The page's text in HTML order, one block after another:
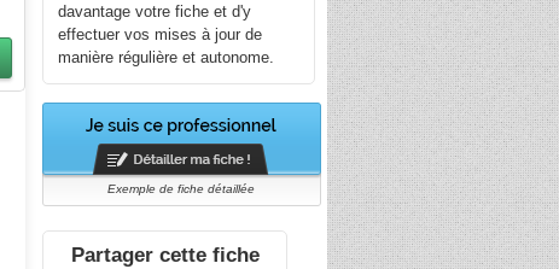
davantage votre fiche et d'y
effectuer vos mises à jour de
manière régulière et autonome.
Exemple de fiche détaillée
Partager cette fiche